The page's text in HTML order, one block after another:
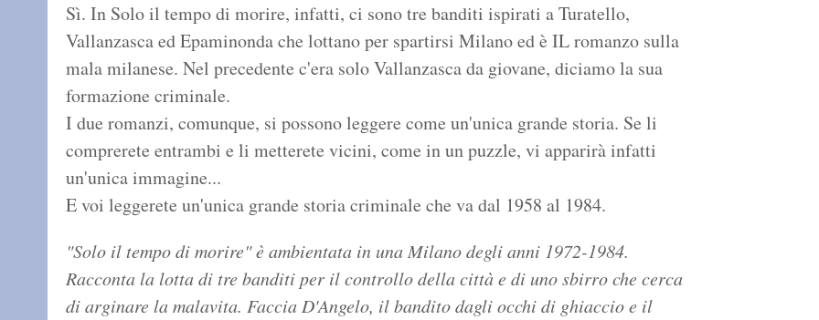
Sì. In Solo il tempo di morire, infatti, ci sono tre banditi ispirati a Turatello,
Vallanzasca ed Epaminonda che lottano per spartirsi Milano ed è IL romanzo sulla
mala milanese. Nel precedente c'era solo Vallanzasca da giovane, diciamo la sua
formazione criminale.
I due romanzi, comunque, si possono leggere come un'unica grande storia. Se li
comprerete entrambi e li metterete vicini, come in un puzzle, vi apparirà infatti
un'unica immagine...
E voi leggerete un'unica grande storia criminale che va dal 1958 al 1984.
"Solo il tempo di morire" è ambientata in una Milano degli anni 1972-1984.
Racconta la lotta di tre banditi per il controllo della città e di uno sbirro che cerca
di arginare la malavita. Faccia D'Angelo, il bandito dagli occhi di ghiaccio e il